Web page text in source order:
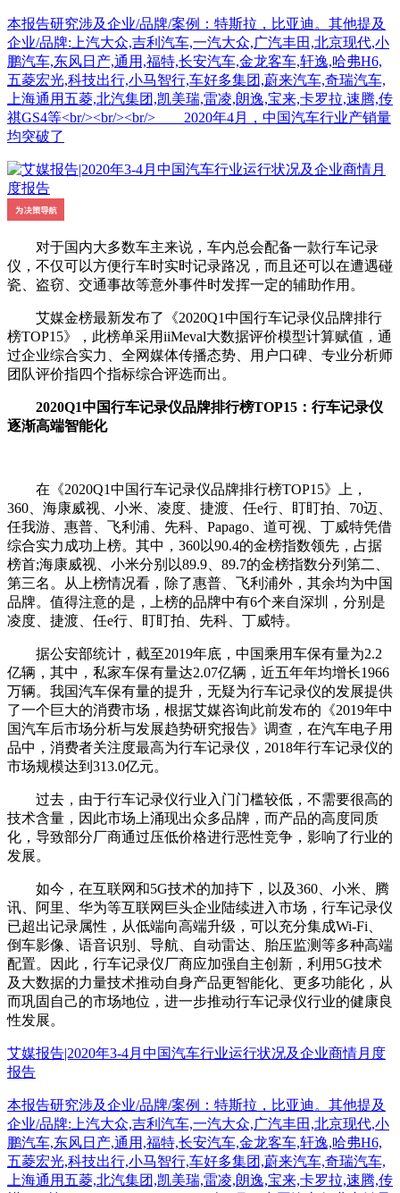
本报告研究涉及企业/品牌/案例：特斯拉，比亚迪。其他提及
企业/品牌:上汽大众,吉利汽车,一汽大众,广汽丰田,北京现代,小
鹏汽车,东风日产,通用,福特,长安汽车,金龙客车,轩逸,哈弗H6,
五菱宏光,科技出行,小马智行,车好多集团,蔚来汽车,奇瑞汽车,
上海通用五菱,北汽集团,凯美瑞,雷凌,朗逸,宝来,卡罗拉,速腾,传
祺GS4等<br/><br/><br/> 2020年4月，中国汽车行业产销量
均突破了
对于国内大多数车主来说，车内总会配备一款行车记录
仪，不仅可以方便行车时实时记录路况，而且还可以在遭遇碰
瓷、盗窃、交通事故等意外事件时发挥一定的辅助作用。
艾媒金榜最新发布了《2020Q1中国行车记录仪品牌排行
榜TOP15》，此榜单采用iiMeval大数据评价模型计算赋值，通
过企业综合实力、全网媒体传播态势、用户口碑、专业分析师
团队评价指四个指标综合评选而出。
2020Q1中国行车记录仪品牌排行榜TOP15：行车记录仪
逐渐高端智能化
在《2020Q1中国行车记录仪品牌排行榜TOP15》上，
360、海康威视、小米、凌度、捷渡、任e行、盯盯拍、70迈、
任我游、惠普、飞利浦、先科、Papago、道可视、丁威特凭借
综合实力成功上榜。其中，360以90.4的金榜指数领先，占据
榜首;海康威视、小米分别以89.9、89.7的金榜指数分列第二、
第三名。从上榜情况看，除了惠普、飞利浦外，其余均为中国
品牌。值得注意的是，上榜的品牌中有6个来自深圳，分别是
凌度、捷渡、任e行、盯盯拍、先科、丁威特。
据公安部统计，截至2019年底，中国乘用车保有量为2.2
亿辆，其中，私家车保有量达2.07亿辆，近五年年均增长1966
万辆。我国汽车保有量的提升，无疑为行车记录仪的发展提供
了一个巨大的消费市场，根据艾媒咨询此前发布的《2019年中
国汽车后市场分析与发展趋势研究报告》调查，在汽车电子用
品中，消费者关注度最高为行车记录仪，2018年行车记录仪的
市场规模达到313.0亿元。
过去，由于行车记录仪行业入门门槛较低，不需要很高的
技术含量，因此市场上涌现出众多品牌，而产品的高度同质
化，导致部分厂商通过压低价格进行恶性竞争，影响了行业的
发展。
如今，在互联网和5G技术的加持下，以及360、小米、腾
讯、阿里、华为等互联网巨头企业陆续进入市场，行车记录仪
已超出记录属性，从低端向高端升级，可以充分集成Wi-Fi、
倒车影像、语音识别、导航、自动雷达、胎压监测等多种高端
配置。因此，行车记录仪厂商应加强自主创新，利用5G技术
及大数据的力量技术推动自身产品更智能化、更多功能化，从
而巩固自己的市场地位，进一步推动行车记录仪行业的健康良
性发展。
艾媒报告|2020年3-4月中国汽车行业运行状况及企业商情月度
报告
本报告研究涉及企业/品牌/案例：特斯拉，比亚迪。其他提及
企业/品牌:上汽大众,吉利汽车,一汽大众,广汽丰田,北京现代,小
鹏汽车,东风日产,通用,福特,长安汽车,金龙客车,轩逸,哈弗H6,
五菱宏光,科技出行,小马智行,车好多集团,蔚来汽车,奇瑞汽车,
上海通用五菱,北汽集团,凯美瑞,雷凌,朗逸,宝来,卡罗拉,速腾,传